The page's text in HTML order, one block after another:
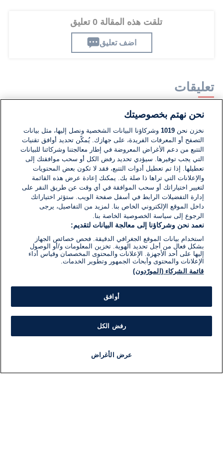
تلقت هذه المقالة 0 تعليق
اضف تعليق
تعليقات
لا توجد تعليقات مكتوبة حتى الآن. كن الأول!
اكتب تعليقًا جديدًا ...
نحن نهتم بخصوصيتك
نخزن نحن1019 وشركاؤنا البيانات الشخصية ونصل إليها، مثل بيانات
التصفح أو المعرفات الفريدة، على جهازك. يُمكّن تحديد أوافق تقنيات
التتبع من دعم الأغراض المعروضة في إطار معالجتنا وشركائنا للبيانات
التي يجب توفيرها. سيؤدي تحديد رفض الكل أو سحب موافقتك إلى
تعطيلها. إذا تم تعطيل أدوات التتبع، فقد لا تكون بعض المحتويات
والإعلانات التي تراها ذا صلة بك. يمكنك إعادة عرض هذه القائمة
لتغيير اختياراتك أو سحب الموافقة في أي وقت عن طريق النقر على
إدارة التفضيلات الرابط في أسفل صفحة الويب. ستؤثر اختياراتك
داخل الموقع الإلكتروني الخاص بنا. لمزيد من التفاصيل، يرجى
الرجوع إلى سياسة الخصوصية الخاصة بنا.
نعمد نحن وشركاؤنا إلى معالجة البيانات لتقديم:
استخدام بيانات الموقع الجغرافي الدقيقة. فحص خصائص الجهاز
بشكل فعال من أجل تحديد الهوية. تخزين المعلومات و/أو الوصول
إليها على أحد الأجهزة. الإعلانات والمحتوى المخصصان وقياس أداء
الإعلانات والمحتوى وأبحاث الجمهور وتطوير الخدمات.
قائمة الشركاء (المورّدون)
أوافق
رفض الكل
عرض الأغراض